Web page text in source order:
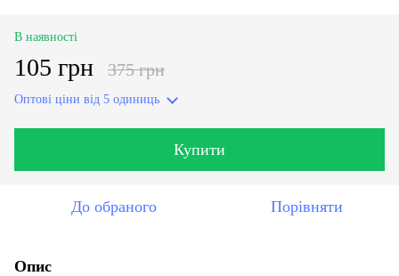
В наявності
105 грн 375 грн
Оптові ціни від 5 одиниць
Купити
До обраного Порівняти
Опис